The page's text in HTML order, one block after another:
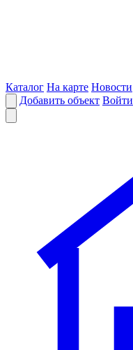
Каталог На карте Новости
Добавить объект Войти